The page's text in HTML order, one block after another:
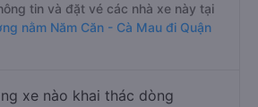
tin và đặt vé các nhà xe này tại
nằm Năm Căn - Cà Mau đi Quận
xe nào khai thác dòng